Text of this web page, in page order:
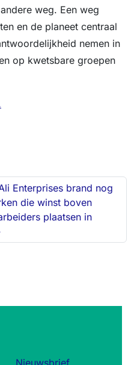
weg. Een weg
en de planeet centraal
nemen in
op kwetsbare groepen
Enterprises brand nog
die winst boven
plaatsen in